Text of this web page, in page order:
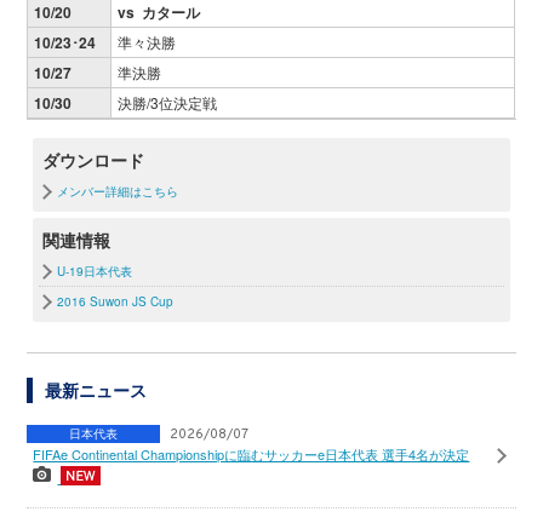
10/20
vs カタール
10/23･24
準々決勝
10/27 準決勝
10/30 決勝/3位決定戦
ダウンロード
メンバー詳細はこちら
関連情報
U-19日本代表
2016 Suwon JS Cup
最新ニュース
日本代表 2026/08/07
FIFAe Continental Championshipに臨むサッカーe日本代表 選手4名が決定